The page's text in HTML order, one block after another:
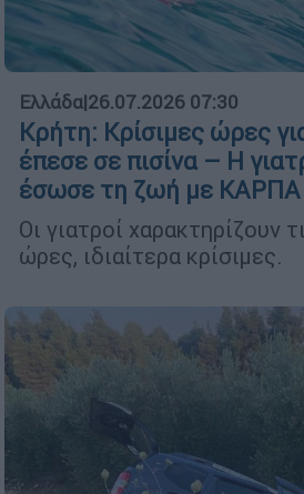
Ελλάδα|26.07.2026 07:30
Κρήτη: Κρίσιμες ώρες
έπεσε σε πισίνα – Η
έσωσε τη ζωή με ΚΑΡΠΑ
Οι γιατροί χαρακτηρίζουν
ώρες, ιδιαίτερα κρίσιμες.